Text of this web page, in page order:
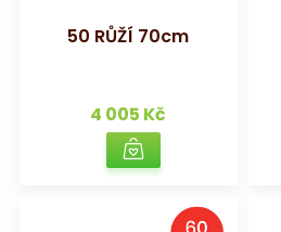
50 RŮŽÍ 70cm
4 005 Kč